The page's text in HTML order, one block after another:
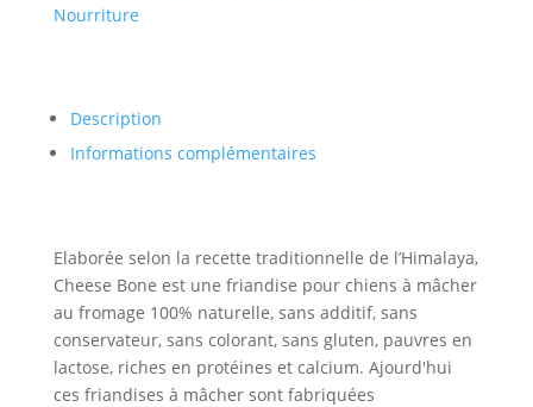
Nourriture
Description
Informations complémentaires
Elaborée selon la recette traditionnelle de l’Himalaya,
Cheese Bone est une friandise pour chiens à mâcher
au fromage 100% naturelle, sans additif, sans
conservateur, sans colorant, sans gluten, pauvres en
lactose, riches en protéines et calcium. Ajourd'hui
ces friandises à mâcher sont fabriquées